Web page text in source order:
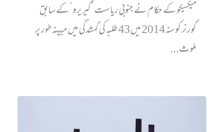
میکسیکو کے حکام نے جنوبی ریاست ’گیریرو‘ کے سابق
گورنر کو سنہ 2014 میں 43 طلبہ کی گمشدگی میں مبینہ طور پر
ملوث...